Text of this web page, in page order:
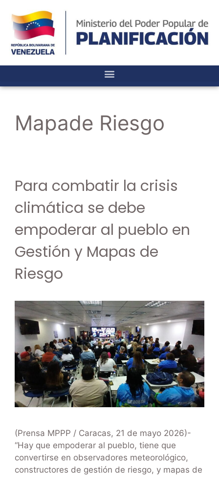
Mapade Riesgo
Para combatir la crisis
climática se debe
empoderar al pueblo en
Gestión y Mapas de
Riesgo
(Prensa MPPP / Caracas, 21 de mayo 2026)-
“Hay que empoderar al pueblo, tiene que
convertirse en observadores meteorológico,
constructores de gestión de riesgo, y mapas de